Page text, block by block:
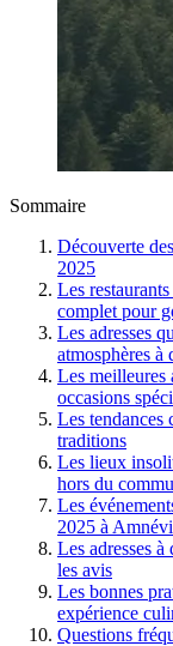
Sommaire
Découverte
2025
Les
complet pour
Les adresses
atmosphères à
Les meilleures
occasions
Les tendances
traditions
Les lieux
hors du
Les
2025 à
Les adresses
les avis
Les bonnes
expérience
Questions